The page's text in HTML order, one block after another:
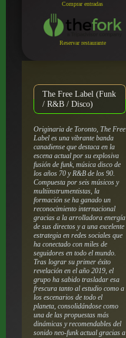
Comprar entradas
Reservar restaurante
The Free Label (Funk
/ R&B / Disco)
Originaria de Toronto, The Free
Label es una vibrante banda
canadiense que destaca en la
escena actual por su explosiva
fusión de funk, música disco de
los años 70 y R&B de los 90.
Compuesta por seis músicos y
multiinstrumentistas, la
formación se ha ganado un
reconocimiento internacional
gracias a la arrolladora energía
de sus directos y a una excelente
estrategia en redes sociales que
ha conectado con miles de
seguidores en todo el mundo.
Tras lograr su primer éxito
revelación en el año 2019, el
grupo ha sabido trasladar esa
frescura tanto al estudio como a
los escenarios de todo el
planeta, consolidándose como
una de las propuestas más
dinámicas y recomendables del
sonido neo-funk actual gracias a